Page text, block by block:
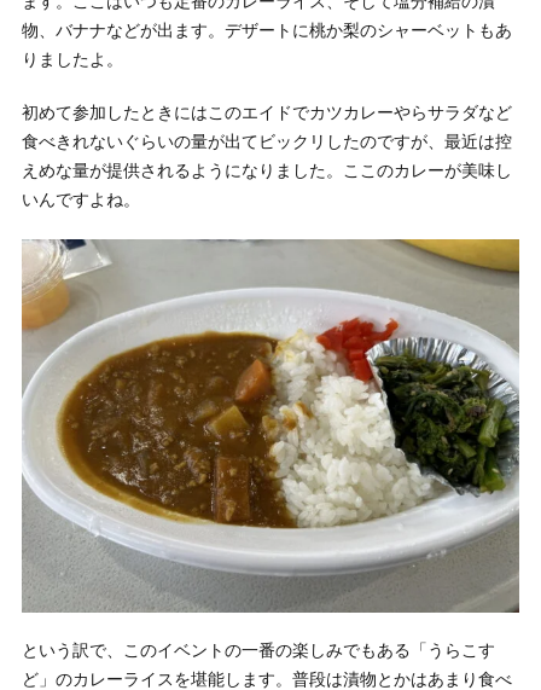
物、バナナなどが出ます。デザートに桃か梨のシャーベットもあ
りましたよ。
初めて参加したときにはこのエイドでカツカレーやらサラダなど
食べきれないぐらいの量が出てビックリしたのですが、最近は控
えめな量が提供されるようになりました。ここのカレーが美味し
いんですよね。
という訳で、このイベントの一番の楽しみでもある「うらこす
ど」のカレーライスを堪能します。普段は漬物とかはあまり食べ